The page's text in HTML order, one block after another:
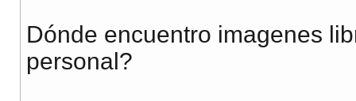
Dónde encuentro imagenes
personal?